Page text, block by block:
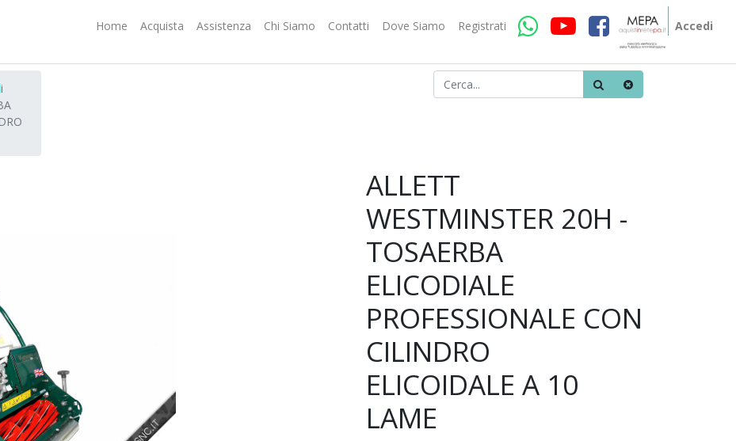
Home Acquista Assistenza Chi Siamo Contatti Dove Siamo Registrati Accedi
ALLETT
WESTMINSTER 20H -
TOSAERBA
ELICODIALE
PROFESSIONALE CON
CILINDRO
ELICOIDALE A 10
LAME